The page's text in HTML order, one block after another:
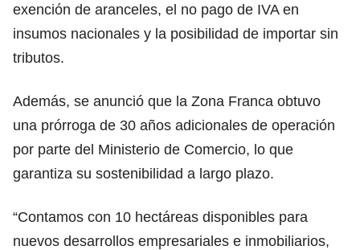
exención de aranceles, el no pago de IVA en
insumos nacionales y la posibilidad de importar sin
tributos.
Además, se anunció que la Zona Franca obtuvo
una prórroga de 30 años adicionales de operación
por parte del Ministerio de Comercio, lo que
garantiza su sostenibilidad a largo plazo.
“Contamos con 10 hectáreas disponibles para
nuevos desarrollos empresariales e inmobiliarios,